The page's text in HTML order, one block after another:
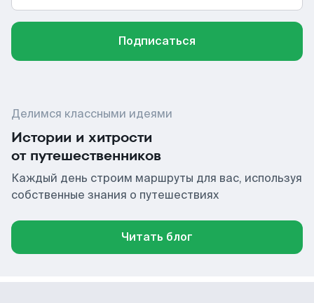
Подписаться
Делимся классными идеями
Истории и хитрости
от путешественников
Каждый день строим маршруты для вас, используя
собственные знания о путешествиях
Читать блог